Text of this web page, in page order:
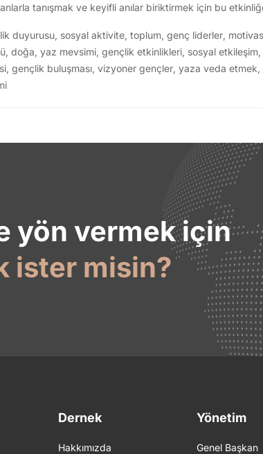
tanışmak ve keyifli anılar biriktirmek için bu
duyurusu, sosyal aktivite, toplum, genç liderler,
, doğa, yaz mevsimi, gençlik etkinlikleri, sosyal etkileşim,
, gençlik buluşması, vizyoner gençler, yaza veda etmek,
yön vermek için
ister misin?
Dernek
Hakkımızda
Yönetim
Genel Başkan